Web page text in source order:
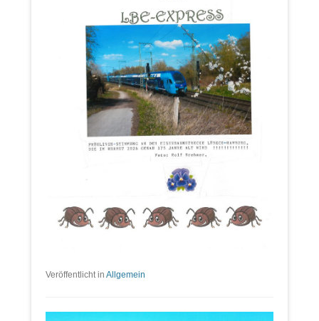
Veröffentlicht in Allgemein